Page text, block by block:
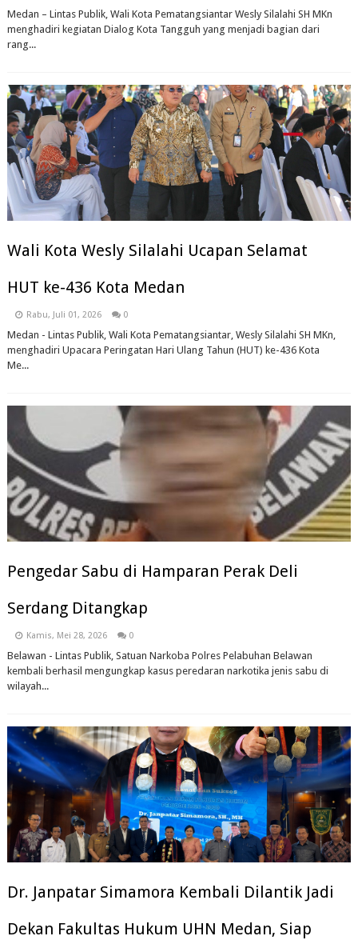
Medan – Lintas Publik, Wali Kota Pematangsiantar Wesly Silalahi SH MKn
menghadiri kegiatan Dialog Kota Tangguh yang menjadi bagian dari
rang...
Wali Kota Wesly Silalahi Ucapan Selamat
HUT ke-436 Kota Medan
Rabu, Juli 01, 2026 0
Medan - Lintas Publik, Wali Kota Pematangsiantar, Wesly Silalahi SH MKn,
menghadiri Upacara Peringatan Hari Ulang Tahun (HUT) ke-436 Kota
Me...
Pengedar Sabu di Hamparan Perak Deli
Serdang Ditangkap
Kamis, Mei 28, 2026 0
Belawan - Lintas Publik, Satuan Narkoba Polres Pelabuhan Belawan
kembali berhasil mengungkap kasus peredaran narkotika jenis sabu di
wilayah...
Dr. Janpatar Simamora Kembali Dilantik Jadi
Dekan Fakultas Hukum UHN Medan, Siap